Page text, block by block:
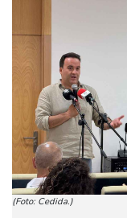
(Foto: Cedida.)